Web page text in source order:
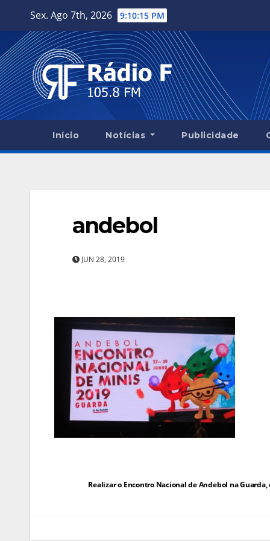
content
Sex. Ago 7th, 2026 9:10:16 PM
Início Notícias Publicidade
andebol
JUN 28, 2019
Navegação
Realizar o Encontro Nacional de Andebol na